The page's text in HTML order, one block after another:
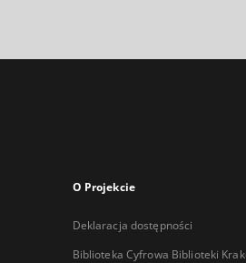
O Projekcie
Deklaracja dostępności
Biblioteka Cyfrowa Biblioteki